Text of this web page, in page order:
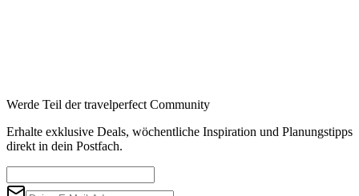
Werde Teil der travelperfect Community
Erhalte exklusive Deals, wöchentliche Inspiration und Planungstipps
direkt in dein Postfach.